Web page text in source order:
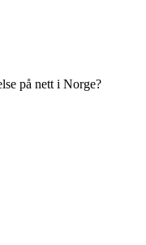
på nett i Norge?